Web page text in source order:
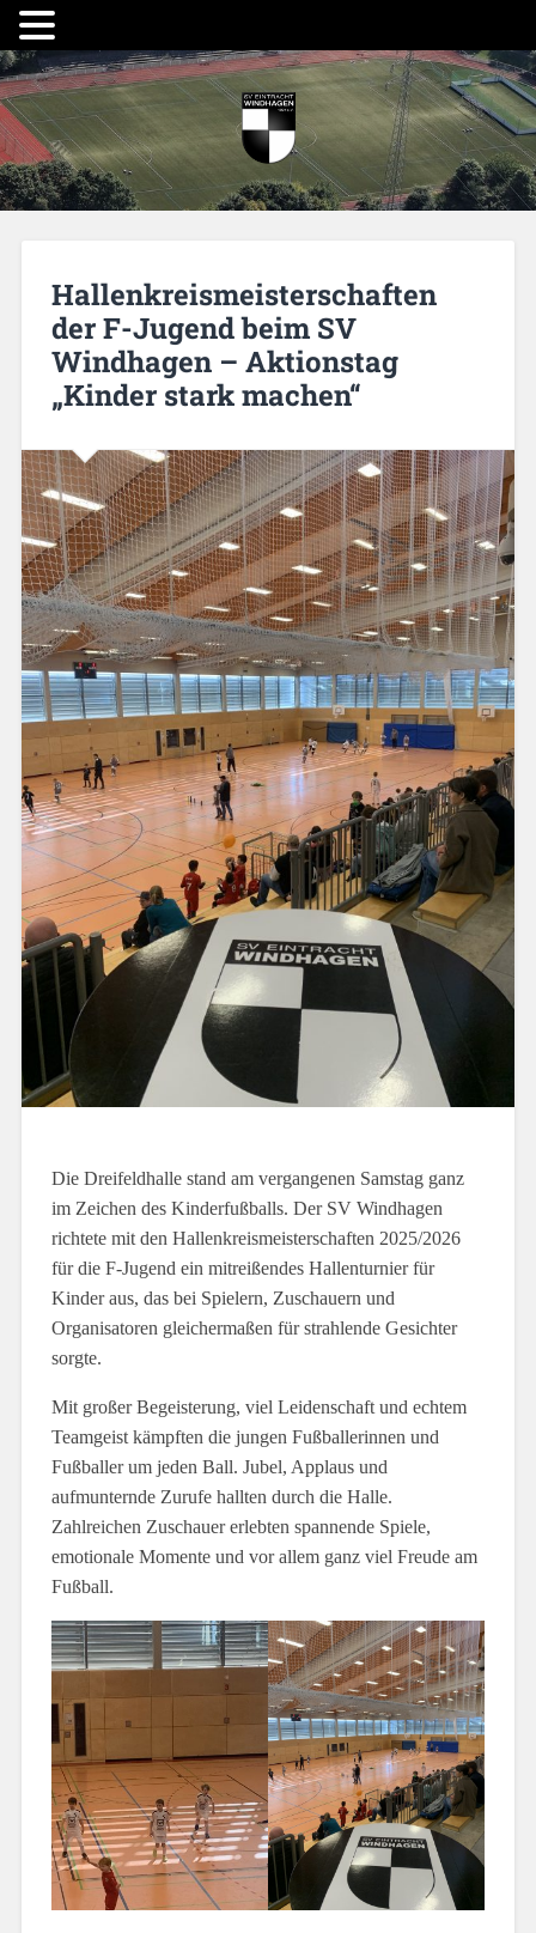
Hallenkreismeisterschaften
der F-Jugend beim SV
Windhagen – Aktionstag
„Kinder stark machen“
Die Dreifeldhalle stand am vergangenen Samstag ganz
im Zeichen des Kinderfußballs. Der SV Windhagen
richtete mit den Hallenkreismeisterschaften 2025/2026
für die F-Jugend ein mitreißendes Hallenturnier für
Kinder aus, das bei Spielern, Zuschauern und
Organisatoren gleichermaßen für strahlende Gesichter
sorgte.
Mit großer Begeisterung, viel Leidenschaft und echtem
Teamgeist kämpften die jungen Fußballerinnen und
Fußballer um jeden Ball. Jubel, Applaus und
aufmunternde Zurufe hallten durch die Halle.
Zahlreichen Zuschauer erlebten spannende Spiele,
emotionale Momente und vor allem ganz viel Freude am
Fußball.